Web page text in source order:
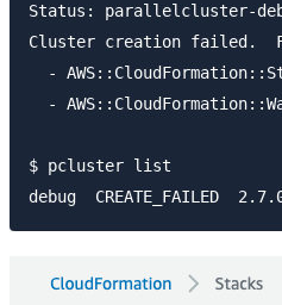
Status: parallelcluster-
Cluster creation failed.
-
-
$ pcluster list